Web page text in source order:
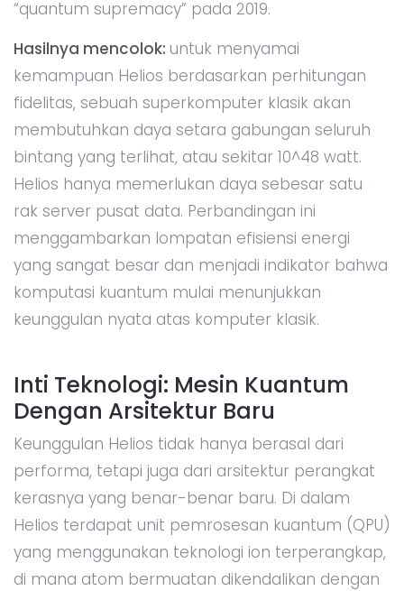
“quantum supremacy” pada 2019.
Hasilnya mencolok: untuk menyamai
kemampuan Helios berdasarkan perhitungan
fidelitas, sebuah superkomputer klasik akan
membutuhkan daya setara gabungan seluruh
bintang yang terlihat, atau sekitar 10^48 watt.
Helios hanya memerlukan daya sebesar satu
rak server pusat data. Perbandingan ini
menggambarkan lompatan efisiensi energi
yang sangat besar dan menjadi indikator bahwa
komputasi kuantum mulai menunjukkan
keunggulan nyata atas komputer klasik.
Inti Teknologi: Mesin Kuantum
Dengan Arsitektur Baru
Keunggulan Helios tidak hanya berasal dari
performa, tetapi juga dari arsitektur perangkat
kerasnya yang benar-benar baru. Di dalam
Helios terdapat unit pemrosesan kuantum (QPU)
yang menggunakan teknologi ion terperangkap,
di mana atom bermuatan dikendalikan dengan